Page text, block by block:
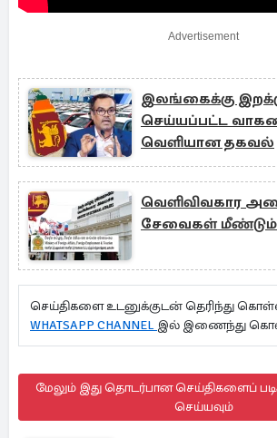
Advertisement
இலங்கைக்கு
செய்யப்பட்ட
வெளியான தகவல்
வெளிவிவகார
சேவைகள்
செய்திகளை உடனுக்குடன் தெரிந்து
WHATSAPP CHANNEL இல் இணைந்து
மேலும் இது தொடர்பான செய்திகளைப்
செய்யவும்